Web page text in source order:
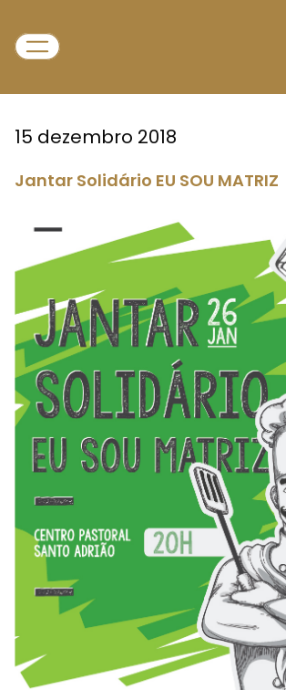
15 dezembro 2018
Jantar Solidário EU SOU MATRIZ